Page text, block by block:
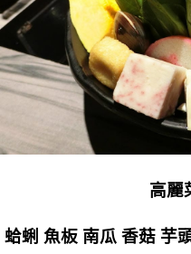
高麗
蛤蜊 魚板 南瓜 香菇 芋